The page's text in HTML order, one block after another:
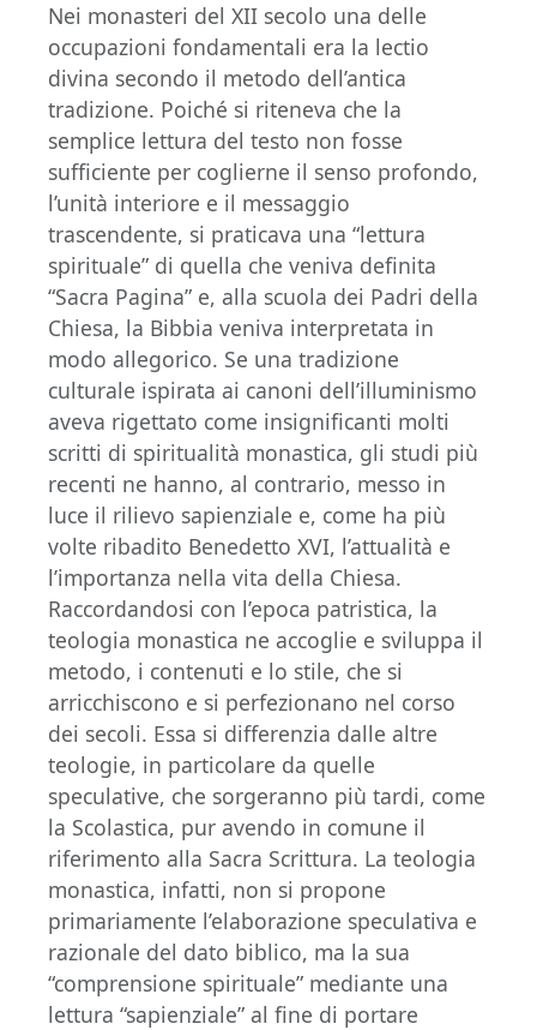
Nei monasteri del XII secolo una delle
occupazioni fondamentali era la lectio
divina secondo il metodo dell’antica
tradizione. Poiché si riteneva che la
semplice lettura del testo non fosse
sufficiente per coglierne il senso profondo,
l’unità interiore e il messaggio
trascendente, si praticava una “lettura
spirituale” di quella che veniva definita
“Sacra Pagina” e, alla scuola dei Padri della
Chiesa, la Bibbia veniva interpretata in
modo allegorico. Se una tradizione
culturale ispirata ai canoni dell’illuminismo
aveva rigettato come insignificanti molti
scritti di spiritualità monastica, gli studi più
recenti ne hanno, al contrario, messo in
luce il rilievo sapienziale e, come ha più
volte ribadito Benedetto XVI, l’attualità e
l’importanza nella vita della Chiesa.
Raccordandosi con l’epoca patristica, la
teologia monastica ne accoglie e sviluppa il
metodo, i contenuti e lo stile, che si
arricchiscono e si perfezionano nel corso
dei secoli. Essa si differenzia dalle altre
teologie, in particolare da quelle
speculative, che sorgeranno più tardi, come
la Scolastica, pur avendo in comune il
riferimento alla Sacra Scrittura. La teologia
monastica, infatti, non si propone
primariamente l’elaborazione speculativa e
razionale del dato biblico, ma la sua
“comprensione spirituale” mediante una
lettura “sapienziale” al fine di portare